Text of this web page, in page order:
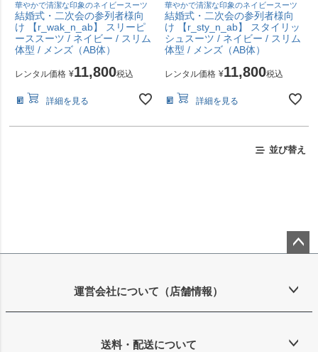
華やかで清潔な印象のネイビースーツ
結婚式・二次会の参列者様向
け 【r_wak_n_ab】 スリーピ
ーススーツ / ネイビー / スリム
体型 / メンズ（AB体）
レンタル価格 ¥11,800税込
詳細を見る
華やかで清潔な印象のネイビースーツ
結婚式・二次会の参列者様向
け 【r_sty_n_ab】 スタイリッ
シュスーツ / ネイビー / スリム
体型 / メンズ（AB体）
レンタル価格 ¥11,800税込
詳細を見る
並び替え
ップ
運営会社について（店舗情報）
送料・配送について